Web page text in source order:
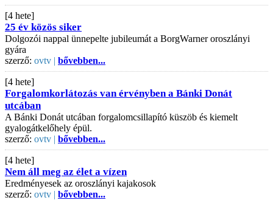
[4 hete]
25 év közös siker
Dolgozói nappal ünnepelte jubileumát a BorgWarner oroszlányi
gyára
szerző: ovtv | bővebben...
[4 hete]
Forgalomkorlátozás van érvényben a Bánki Donát
utcában
A Bánki Donát utcában forgalomcsillapító küszöb és kiemelt
gyalogátkelőhely épül.
szerző: ovtv | bővebben...
[4 hete]
Nem áll meg az élet a vízen
Eredményesek az oroszlányi kajakosok
szerző: ovtv | bővebben...